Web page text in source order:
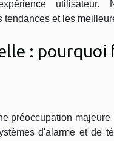
et les
: pourquoi
préoccupation
d'alarme et de